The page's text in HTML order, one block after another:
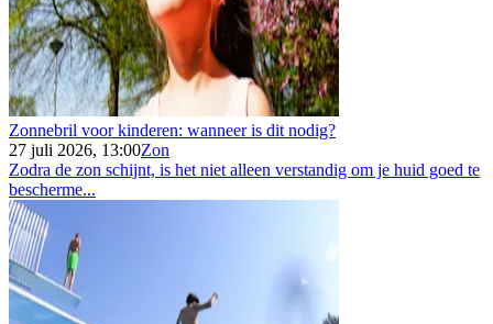
Zonnebril voor kinderen: wanneer is dit nodig?
27 juli 2026, 13:00Zon
Zodra de zon schijnt, is het niet alleen verstandig om je huid goed te
bescherme...